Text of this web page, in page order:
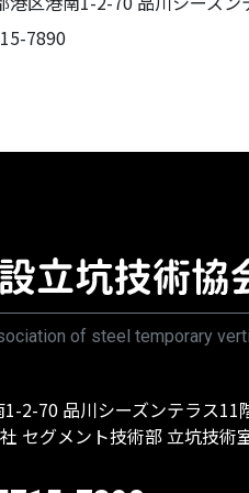
7890
of steel temporary
2-70 品川シーズンテラス11
セグメント技術部 立坑技術